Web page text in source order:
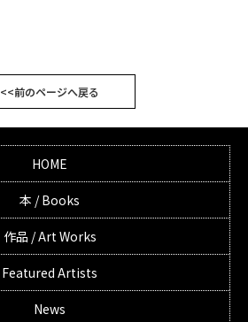
<<前のページへ戻る
HOME
本 / Books
作品 / Art Works
Featured Artists
News